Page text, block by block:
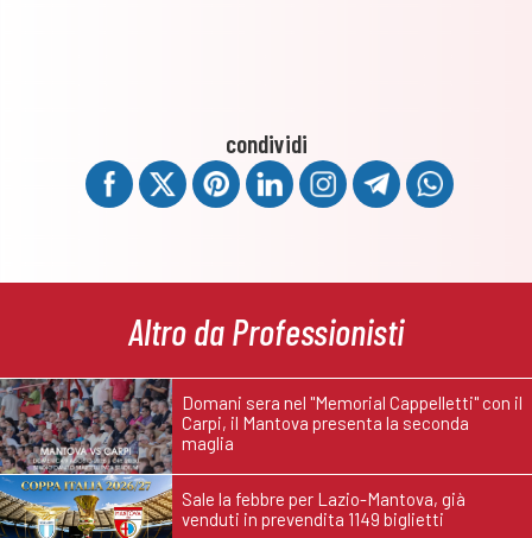
condividi
Altro da Professionisti
Domani sera nel "Memorial Cappelletti" con il
Carpi, il Mantova presenta la seconda
maglia
Sale la febbre per Lazio-Mantova, già
venduti in prevendita 1149 biglietti